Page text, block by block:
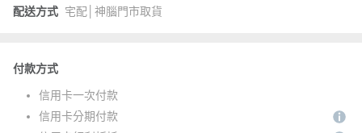
配送方式 宅配│神腦門市取貨
付款方式
信用卡一次付款
信用卡分期付款